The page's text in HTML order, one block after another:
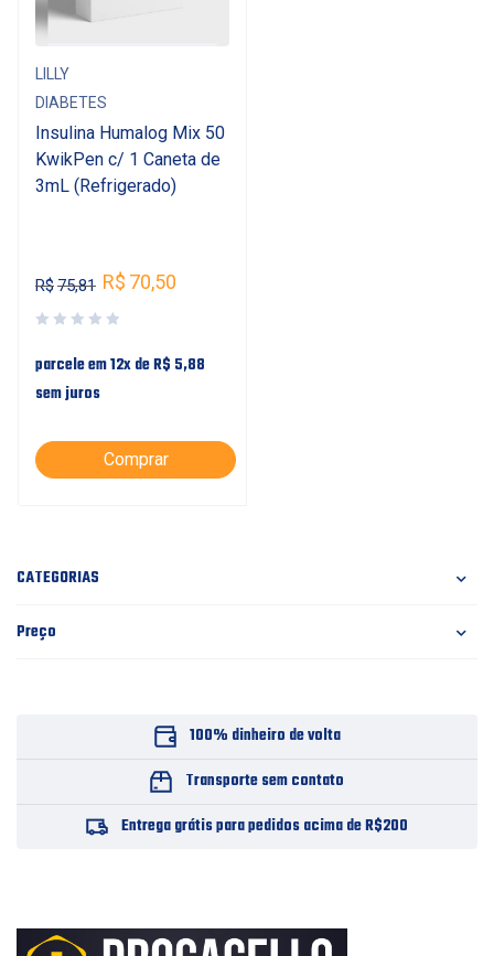
CATEGORIAS
Preço
LILLY
DIABETES
Insulina Humalog Mix 50
KwikPen c/ 1 Caneta de
3mL (Refrigerado)
R$75,81 R$ 70,50
parcele em 12x deR$ 5,88
sem juros
Comprar
100% dinheiro de volta
Transporte sem contato
Entrega grátis para pedidos acima de R$200